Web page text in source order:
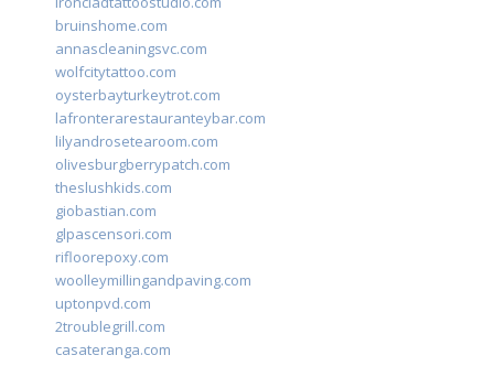
bruinshome.com
annascleaningsvc.com
wolfcitytattoo.com
oysterbayturkeytrot.com
lafronterarestauranteybar.com
lilyandrosetearoom.com
olivesburgberrypatch.com
theslushkids.com
giobastian.com
glpascensori.com
rifloorepoxy.com
woolleymillingandpaving.com
uptonpvd.com
2troublegrill.com
casateranga.com